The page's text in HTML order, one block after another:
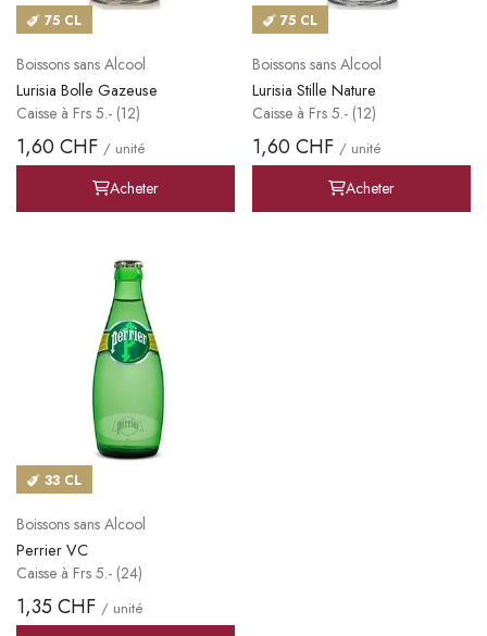
75 CL
Boissons sans Alcool
Lurisia Bolle Gazeuse
Caisse à Frs 5.- (12)
1,60 CHF / unité
Acheter
75 CL
Boissons sans Alcool
Lurisia Stille Nature
Caisse à Frs 5.- (12)
1,60 CHF / unité
Acheter
33 CL
Boissons sans Alcool
Perrier VC
Caisse à Frs 5.- (24)
1,35 CHF / unité